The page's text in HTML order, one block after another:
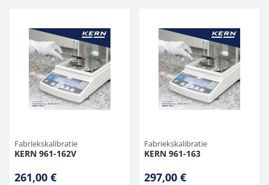
Fabriekskalibratie
KERN 961-162V
261,00 €
Fabriekskalibratie
KERN 961-163
297,00 €